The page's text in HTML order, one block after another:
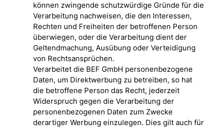
können zwingende schutzwürdige Gründe für die
Verarbeitung nachweisen, die den Interessen,
Rechten und Freiheiten der betroffenen Person
überwiegen, oder die Verarbeitung dient der
Geltendmachung, Ausübung oder Verteidigung
von Rechtsansprüchen.
Verarbeitet die BEF GmbH personenbezogene
Daten, um Direktwerbung zu betreiben, so hat
die betroffene Person das Recht, jederzeit
Widerspruch gegen die Verarbeitung der
personenbezogenen Daten zum Zwecke
derartiger Werbung einzulegen. Dies gilt auch für